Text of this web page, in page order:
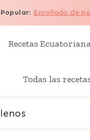
: Enrollado de
Recetas
Todas las